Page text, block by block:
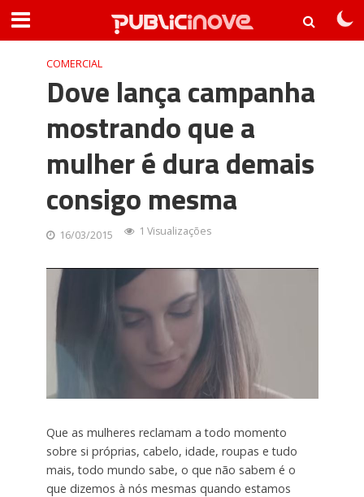
COMERCIAL
Dove lança campanha
mostrando que a
mulher é dura demais
consigo mesma
16/03/2015 1 Visualizações
Que as mulheres reclamam a todo momento
sobre si próprias, cabelo, idade, roupas e tudo
mais, todo mundo sabe, o que não sabem é o
que dizemos à nós mesmas quando estamos